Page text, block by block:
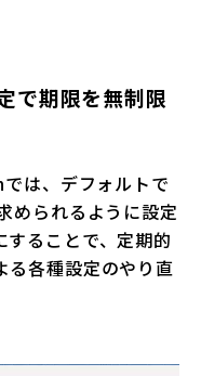
で期限を無制限
は、デフォルトで
められるように設定
することで、定期的
る各種設定のやり直